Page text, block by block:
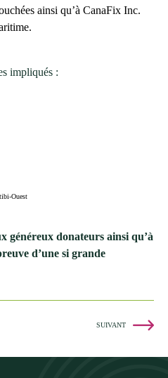
ainsi qu’à CanaFix Inc.
impliqués :
Ouest
généreux donateurs ainsi qu’à
d’une si grande
SUIVANT